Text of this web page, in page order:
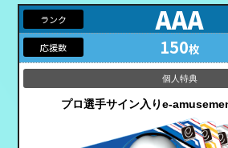
AAA
150枚
プロ選手サイン入りe-